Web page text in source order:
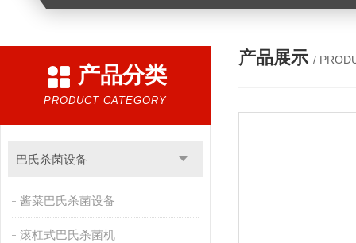
产品分类
PRODUCT CATEGORY
巴氏杀菌设备
酱菜巴氏杀菌设备
滚杠式巴氏杀菌机
产品展示 /